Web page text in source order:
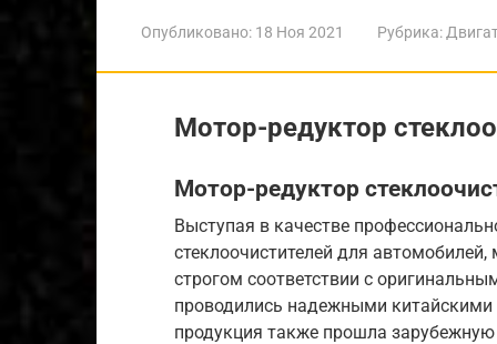
Опубликовано: 18 Ноя 2021 Рубрика:
Мотор-редуктор
Мотор-редуктор
Выступая в качестве
стеклоочистителей для
строгом соответствии с
проводились надежными
продукция также прошла